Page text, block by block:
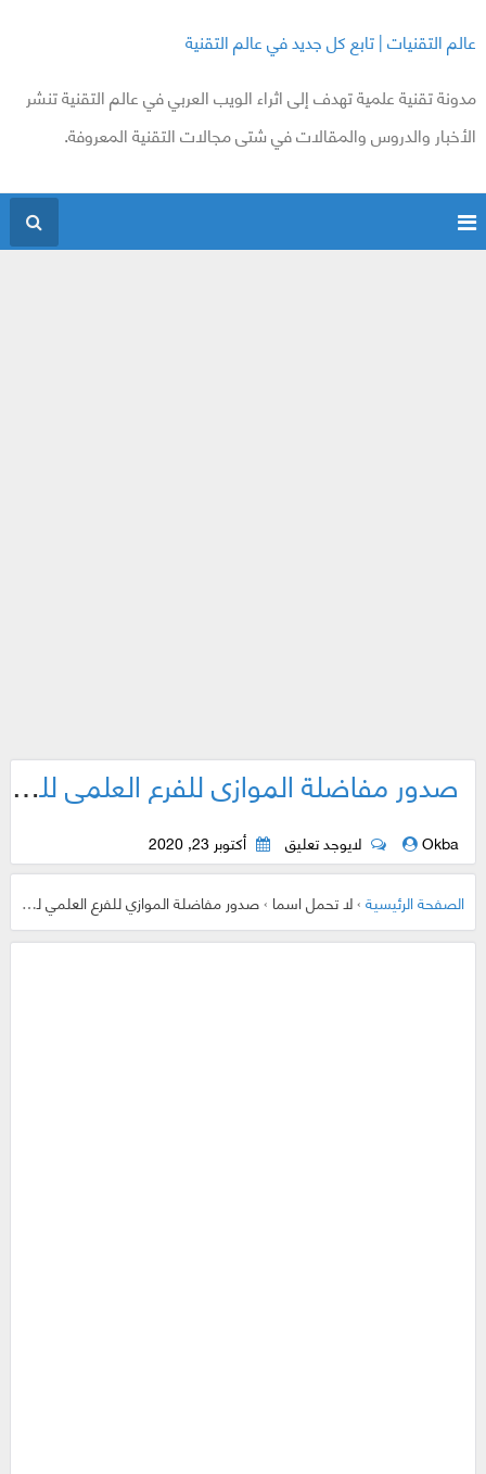
عالم التقنيات | تابع كل جديد في عالم التقنية
مدونة تقنية علمية تهدف إلى اثراء الويب العربي في عالم التقنية تنشر
الأخبار والدروس والمقالات في شتى مجالات التقنية المعروفة.
صدور مفاضلة الموازي للفرع العلمي للعام 2021
Okba لايوجد تعليق أكتوبر 23, 2020
الصفحة الرئيسية›لا تحمل اسما›صدور مفاضلة الموازي للفرع العلمي للعام 2021